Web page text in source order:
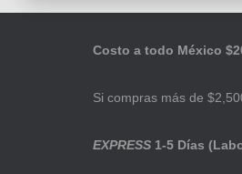
Costo a todo México
Si compras más de
EXPRESS 1-5 Días